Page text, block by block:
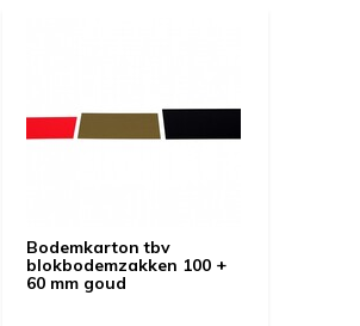
Bodemkarton tbv
blokbodemzakken 100 +
60 mm goud